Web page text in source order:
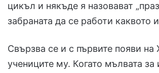
цикъл и някъде я назовават
забраната да се работи каквото
Свързва се и с първите появи на
учениците му. Когато мълвата за